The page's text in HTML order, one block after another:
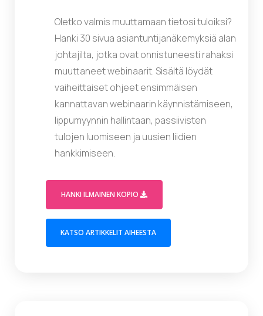
Oletko valmis muuttamaan tietosi tuloiksi?
Hanki 30 sivua asiantuntijanäkemyksiä alan
johtajilta, jotka ovat onnistuneesti rahaksi
muuttaneet webinaarit. Sisältä löydät
vaiheittaiset ohjeet ensimmäisen
kannattavan webinaarin käynnistämiseen,
lippumyynnin hallintaan, passiivisten
tulojen luomiseen ja uusien liidien
hankkimiseen.
HANKI ILMAINEN KOPIO
KATSO ARTIKKELIT AIHEESTA